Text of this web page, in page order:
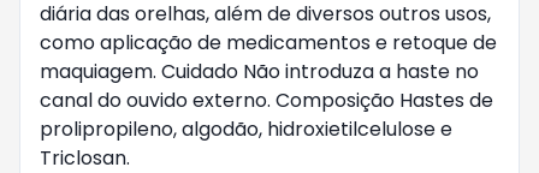
diária das orelhas, além de diversos outros usos,
como aplicação de medicamentos e retoque de
maquiagem. Cuidado Não introduza a haste no
canal do ouvido externo. Composição Hastes de
prolipropileno, algodão, hidroxietilcelulose e
Triclosan.